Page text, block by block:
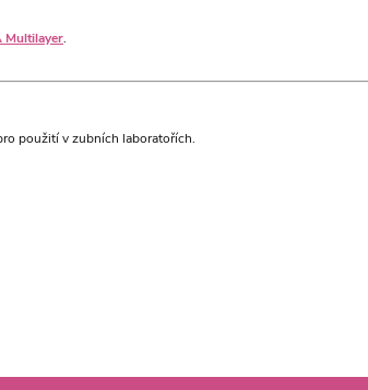
Multilayer.
použití v zubních laboratořích.